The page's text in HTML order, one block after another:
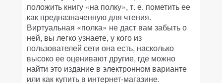
положить книгу «на полку», т. е. пометить ее
как предназначенную для чтения.
Виртуальная «полка» не даст вам забыть о
ней, вы легко узнаете, у кого из
пользователей сети она есть, насколько
высоко ее оценивают другие, где можно
найти это издание в электронном варианте
или как купить в интернет-магазине.